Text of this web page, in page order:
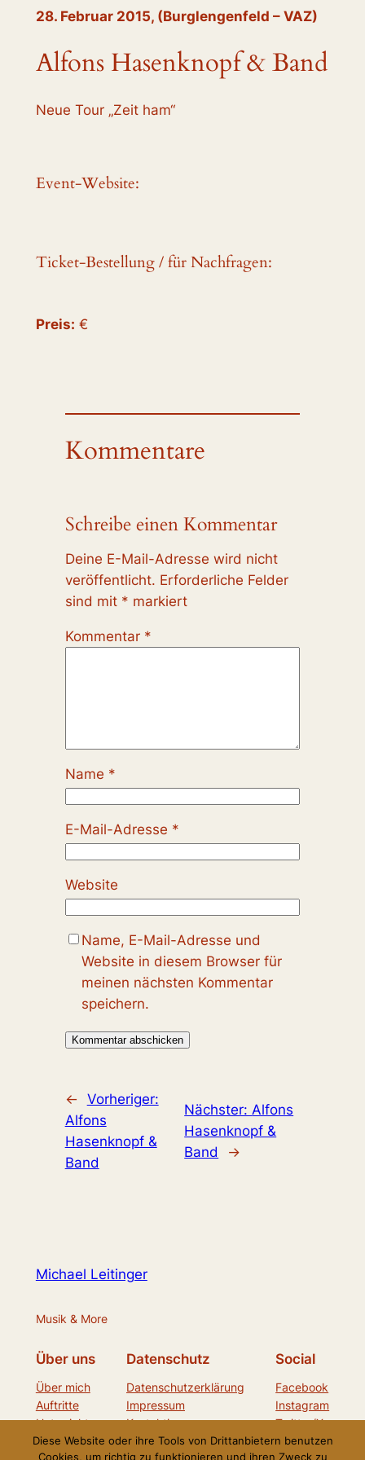
28. Februar 2015, (Burglengenfeld – VAZ)
Alfons Hasenknopf & Band
Neue Tour „Zeit ham“
Event-Website:
Ticket-Bestellung / für Nachfragen:
Preis: €
Kommentare
Schreibe einen Kommentar
Deine E-Mail-Adresse wird nicht
veröffentlicht. Erforderliche Felder
sind mit * markiert
Kommentar *
Name *
E-Mail-Adresse *
Website
Name, E-Mail-Adresse und
Website in diesem Browser für
meinen nächsten Kommentar
speichern.
← Vorheriger:
Alfons
Hasenknopf &
Band
Nächster: Alfons
Hasenknopf &
Band
→
Michael Leitinger
Musik & More
Über uns
Über mich
Auftritte
Unterricht
Datenschutz
Datenschutzerklärung
Impressum
Kontaktiere uns
Social
Facebook
Instagram
Twitter/X
Diese Website oder ihre Tools von Drittanbietern benutzen
Cookies, um richtig zu funktionieren und ihren Zweck zu